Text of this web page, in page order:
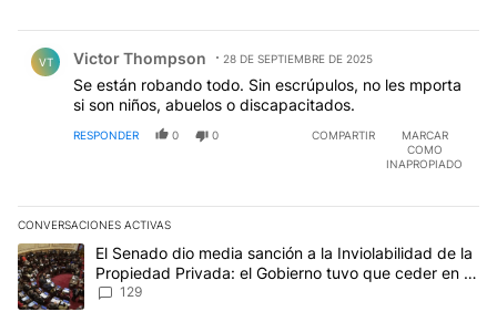
VT Victor Thompson 28 DE SEPTIEMBRE DE 2025
Se están robando todo. Sin escrúpulos, no les mporta
si son niños, abuelos o discapacitados.
RESPONDER 0 0 COMPARTIR
MARCAR
COMO
INAPROPIADO
CONVERSACIONES ACTIVAS
Este listado muestra los artículos con más comentarios en los
Un artículo de tendencia con el título "El Senado dio media
El Senado dio media sanción a la Inviolabilidad de la
Propiedad Privada: el Gobierno tuvo que ceder en la
Ley del Manejo del Fuego
129